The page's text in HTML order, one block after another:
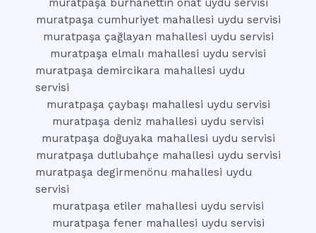
muratpaşa burhanettin onat uydu servisi
muratpaşa cumhuriyet mahallesi uydu servisi
muratpaşa çağlayan mahallesi uydu servisi
muratpaşa elmalı mahallesi uydu servisi
muratpaşa demircikara mahallesi uydu
servisi
muratpaşa çaybaşı mahallesi uydu servisi
muratpaşa deniz mahallesi uydu servisi
muratpaşa doğuyaka mahallesi uydu servisi
muratpaşa dutlubahçe mahallesi uydu servisi
muratpaşa degirmenönu mahallesi uydu
servisi
muratpaşa etiler mahallesi uydu servisi
muratpaşa fener mahallesi uydu servisi